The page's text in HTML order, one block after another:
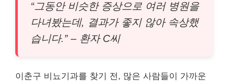
“그동안 비슷한 증상으로 여러 병원을
다녀봤는데, 결과가 좋지 않아 속상했
습니다.” – 환자 C씨
이춘구 비뇨기과를 찾기 전, 많은 사람들이 가까운